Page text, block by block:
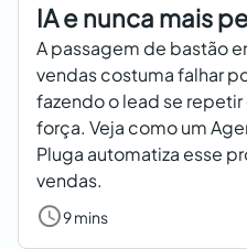
IA e nunca mais
A passagem de bastão
vendas costuma falhar
fazendo o lead se
força. Veja como um
Pluga automatiza esse
vendas.
9 mins